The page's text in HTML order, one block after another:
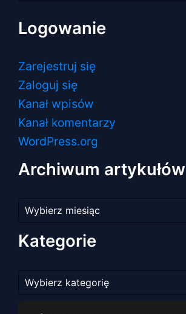
Logowanie
Zarejestruj się
Zaloguj się
Kanał wpisów
Kanał komentarzy
WordPress.org
Archiwum artykułów
artykułów
Kategorie